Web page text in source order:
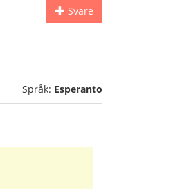
Svare
Språk: Esperanto